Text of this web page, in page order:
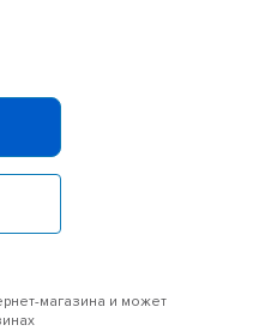
магазина и может